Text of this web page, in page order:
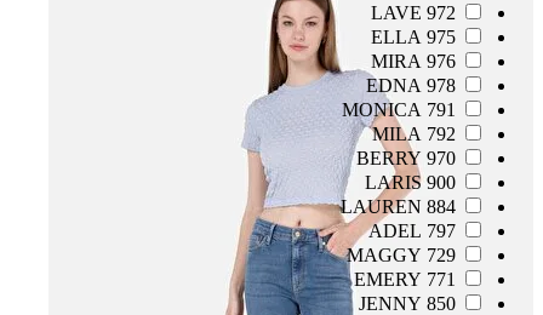
972 LAVE
975 ELLA
976 MIRA
978 EDNA
791 MONICA
792 MILA
970 BERRY
900 LARIS
884 LAUREN
797 ADEL
729 MAGGY
771 EMERY
850 JENNY